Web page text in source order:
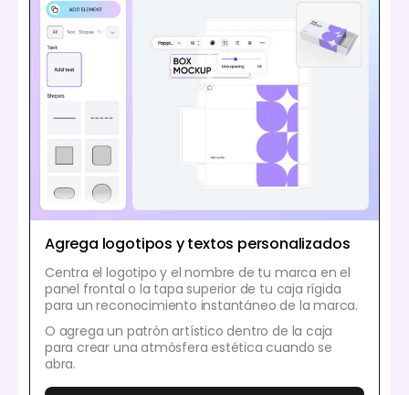
Agrega logotipos y textos personalizados
Centra el logotipo y el nombre de tu marca en el
panel frontal o la tapa superior de tu caja rígida
para un reconocimiento instantáneo de la marca.
O agrega un patrón artístico dentro de la caja
para crear una atmósfera estética cuando se
abra.